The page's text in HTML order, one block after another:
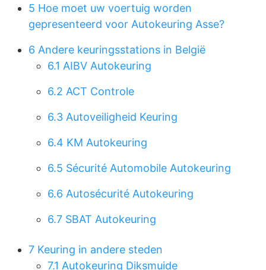
5 Hoe moet uw voertuig worden
gepresenteerd voor Autokeuring Asse?
6 Andere keuringsstations in België
6.1 AIBV Autokeuring
6.2 ACT Controle
6.3 Autoveiligheid Keuring
6.4 KM Autokeuring
6.5 Sécurité Automobile Autokeuring
6.6 Autosécurité Autokeuring
6.7 SBAT Autokeuring
7 Keuring in andere steden
7.1 Autokeuring Diksmuide